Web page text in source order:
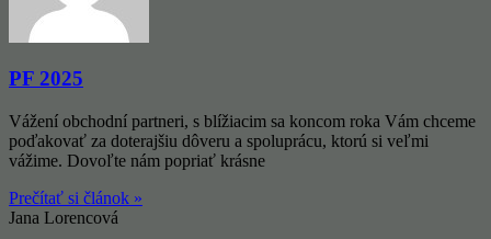
PF 2025
Vážení obchodní partneri, s blížiacim sa koncom roka Vám chceme
poďakovať za doterajšiu dôveru a spoluprácu, ktorú si veľmi
vážime. Dovoľte nám popriať krásne
Prečítať si článok »
Jana Lorencová